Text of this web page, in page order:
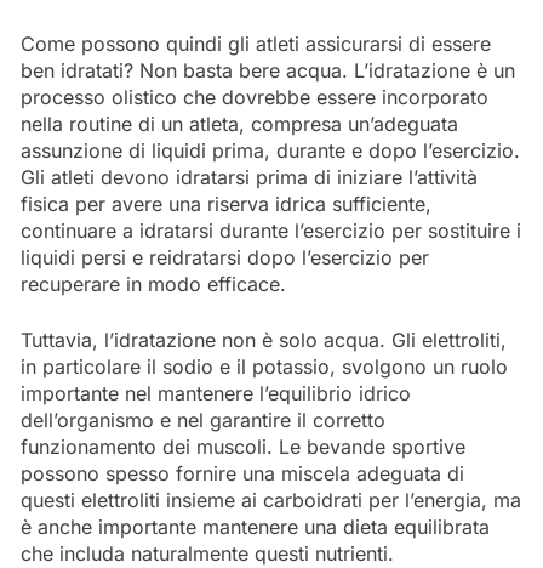
Come possono quindi gli atleti assicurarsi di essere
ben idratati? Non basta bere acqua. L’idratazione è un
processo olistico che dovrebbe essere incorporato
nella routine di un atleta, compresa un’adeguata
assunzione di liquidi prima, durante e dopo l’esercizio.
Gli atleti devono idratarsi prima di iniziare l’attività
fisica per avere una riserva idrica sufficiente,
continuare a idratarsi durante l’esercizio per sostituire i
liquidi persi e reidratarsi dopo l’esercizio per
recuperare in modo efficace.
Tuttavia, l’idratazione non è solo acqua. Gli elettroliti,
in particolare il sodio e il potassio, svolgono un ruolo
importante nel mantenere l’equilibrio idrico
dell’organismo e nel garantire il corretto
funzionamento dei muscoli. Le bevande sportive
possono spesso fornire una miscela adeguata di
questi elettroliti insieme ai carboidrati per l’energia, ma
è anche importante mantenere una dieta equilibrata
che includa naturalmente questi nutrienti.